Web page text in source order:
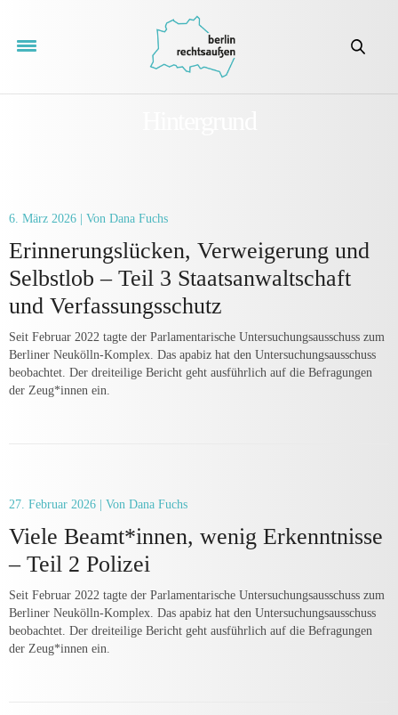
6. März 2026 | Von Dana Fuchs
Erinnerungslücken, Verweigerung und
Selbstlob – Teil 3 Staatsanwaltschaft
und Verfassungsschutz
Seit Februar 2022 tagte der Parlamentarische Untersuchungsausschuss zum
Berliner Neukölln-Komplex. Das apabiz hat den Untersuchungsausschuss
beobachtet. Der dreiteilige Bericht geht ausführlich auf die Befragungen
der Zeug*innen ein.
27. Februar 2026 | Von Dana Fuchs
Viele Beamt*innen, wenig Erkenntnisse
– Teil 2 Polizei
Seit Februar 2022 tagte der Parlamentarische Untersuchungsausschuss zum
Berliner Neukölln-Komplex. Das apabiz hat den Untersuchungsausschuss
beobachtet. Der dreiteilige Bericht geht ausführlich auf die Befragungen
der Zeug*innen ein.